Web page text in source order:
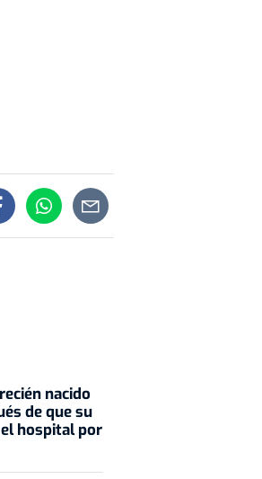
nacido
de que su
hospital por